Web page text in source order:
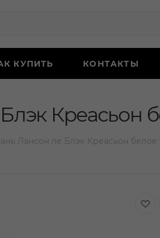
КУПИТЬ КОНТАКТЫ
Креасьон
Лансон ле Блэк Креасьон белое